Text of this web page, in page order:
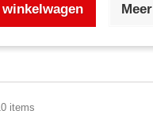
winkelwagen Meer
items